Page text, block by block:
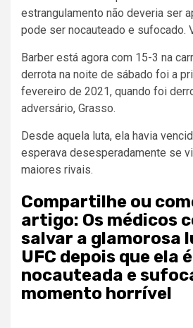
estrangulamento não deveria ser
pode ser nocauteado e sufocado.
Barber está agora com 15-3 na
derrota na noite de sábado foi a
fevereiro de 2021, quando foi
adversário, Grasso.
Desde aquela luta, ela havia
esperava desesperadamente se
maiores rivais.
Compartilhe ou
artigo: Os médicos
salvar a glamorosa
UFC depois que ela é
nocauteada e
momento horrível